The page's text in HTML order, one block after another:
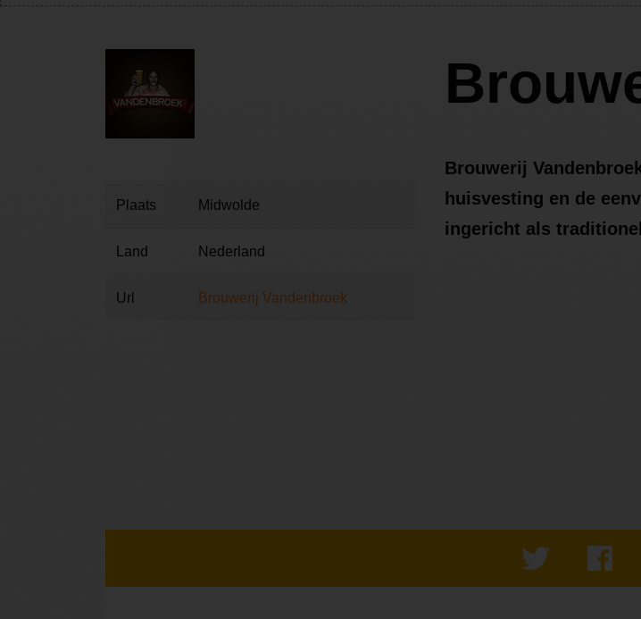
Plaats Midwolde
Land Nederland
Url Brouwerij Vandenbroek
Brouwerij
huisvesting en de
ingericht als